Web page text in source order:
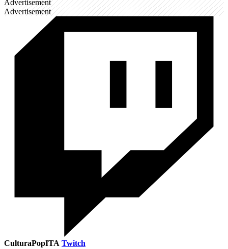
Advertisement
Advertisement
CulturaPopITA Twitch